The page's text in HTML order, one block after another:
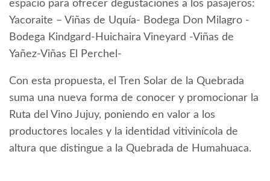
espacio para ofrecer degustaciones a los pasajeros:
Yacoraite – Viñas de Uquía- Bodega Don Milagro -
Bodega Kindgard-Huichaira Vineyard -Viñas de
Yañez-Viñas El Perchel-
Con esta propuesta, el Tren Solar de la Quebrada
suma una nueva forma de conocer y promocionar la
Ruta del Vino Jujuy, poniendo en valor a los
productores locales y la identidad vitivinícola de
altura que distingue a la Quebrada de Humahuaca.